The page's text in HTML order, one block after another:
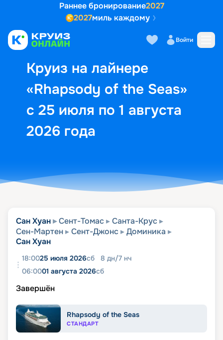
Раннее бронирование2027
2027миль каждому
Войти
Круиз на лайнере
«Rhapsody of the Seas»
с 25 июля по 1 августа
2026 года
Выбор кают Маршрут и
Сан Хуан Сент-Томас
Санта-Крус
Сен-Мартен
Сент-Джонс
Доминика
Сан Хуан
18:0025 июля 2026сб 8 дн/7 нч
06:0001 августа 2026сб
Завершён
Rhapsody of the Seas
СТАНДАРТ